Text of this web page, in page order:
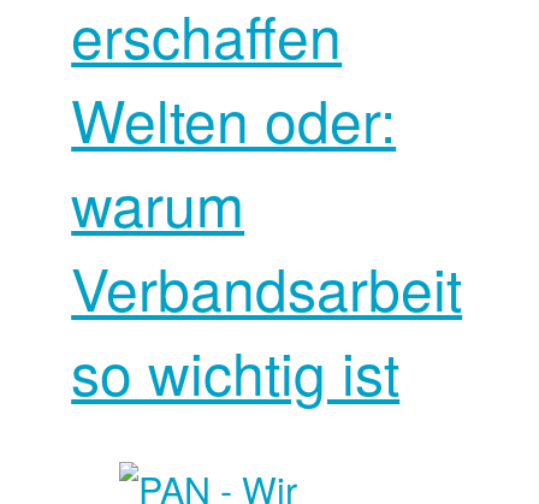
erschaffen
Welten oder:
warum
Verbandsarbeit
so wichtig ist